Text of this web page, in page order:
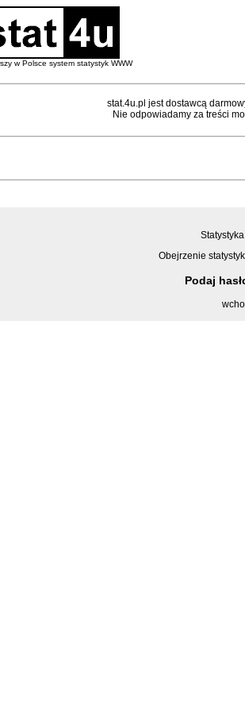
w Polsce system statystyk WWW
stat.4u.pl jest dostawcą
Nie odpowiadamy za treści
Obejrzenie
Podaj